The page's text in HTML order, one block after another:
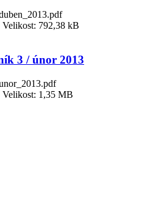
792,38 kB
3 / únor 2013
Velikost: 1,35 MB